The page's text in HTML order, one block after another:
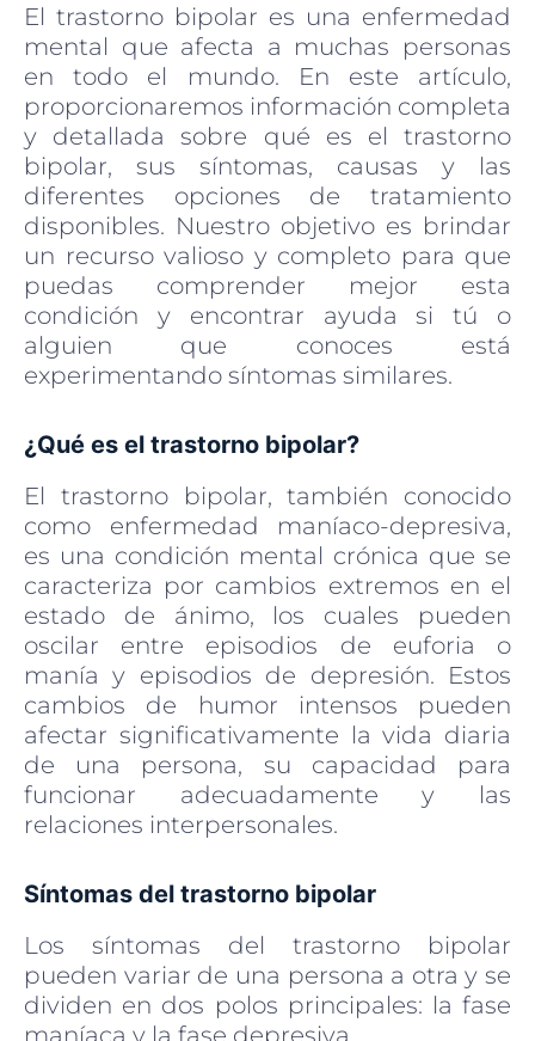
El trastorno bipolar es una enfermedad
mental que afecta a muchas personas
en todo el mundo. En este artículo,
proporcionaremos información completa
y detallada sobre qué es el trastorno
bipolar, sus síntomas, causas y las
diferentes opciones de tratamiento
disponibles. Nuestro objetivo es brindar
un recurso valioso y completo para que
puedas comprender mejor esta
condición y encontrar ayuda si tú o
alguien que conoces está
experimentando síntomas similares.
¿Qué es el trastorno bipolar?
El trastorno bipolar, también conocido
como enfermedad maníaco-depresiva,
es una condición mental crónica que se
caracteriza por cambios extremos en el
estado de ánimo, los cuales pueden
oscilar entre episodios de euforia o
manía y episodios de depresión. Estos
cambios de humor intensos pueden
afectar significativamente la vida diaria
de una persona, su capacidad para
funcionar adecuadamente y las
relaciones interpersonales.
Síntomas del trastorno bipolar
Los síntomas del trastorno bipolar
pueden variar de una persona a otra y se
dividen en dos polos principales: la fase
maníaca y la fase depresiva.